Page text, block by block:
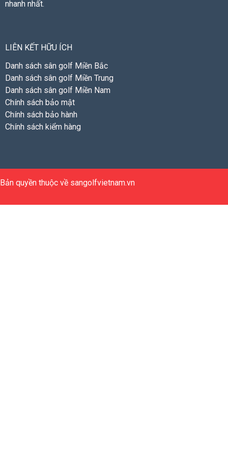
nhanh nhất.
LIÊN KẾT HỮU ÍCH
Danh sách sân golf Miền Bắc
Danh sách sân golf Miền Trung
Danh sách sân golf Miền Nam
Chính sách bảo mật
Chính sách bảo hành
Chính sách kiểm hàng
Bản quyền thuộc về sangolfvietnam.vn